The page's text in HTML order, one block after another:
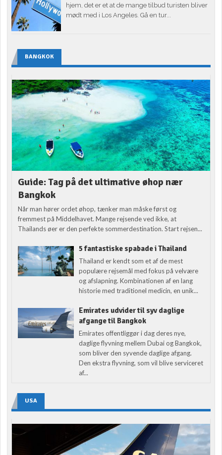
hjem, det er et at de mange tilbud turisten bliver
mødt med i Los Angeles. Gå en tur...
BANGKOK
Guide: Tag på det ultimative øhop nær
Bangkok
Når man hører ordet øhop, tænker man måske først og
fremmest på Middelhavet. Mange rejsende ved ikke, at
Thailands øer er den perfekte sommerdestination. Start rejsen...
5 fantastiske spabade i Thailand
Thailand er kendt som et af de mest
populære rejsemål med fokus på velvære
og afslapning. Kombinationen af en lang
historie med traditionel medicin, en unik...
Emirates udvider til syv daglige
afgange til Bangkok
Emirates offentliggør i dag deres nye,
daglige flyvning mellem Dubai og Bangkok,
som bliver den syvende daglige afgang.
Den ekstra flyvning, som vil blive serviceret
af...
USA